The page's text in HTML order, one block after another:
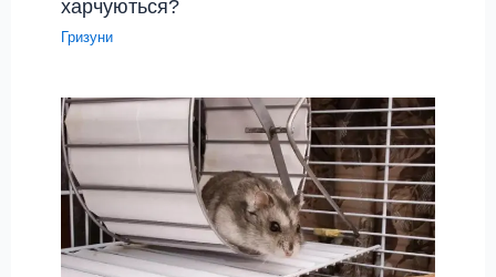
харчуються?
Гризуни